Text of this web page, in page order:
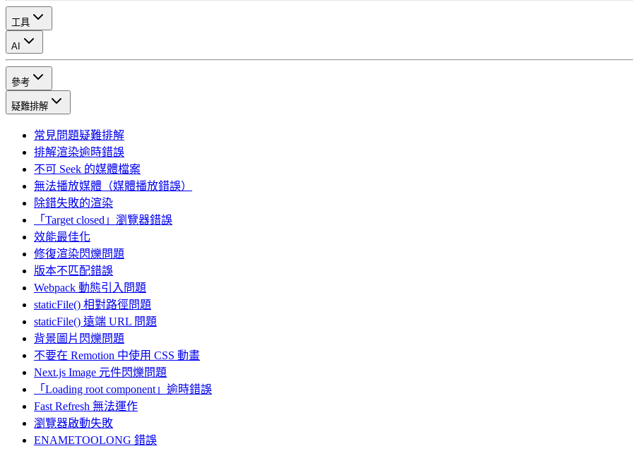
工具
AI
參考
疑難排解
常見問題疑難排解
排解渲染逾時錯誤
不可 Seek 的媒體檔案
無法播放媒體（媒體播放錯誤）
除錯失敗的渲染
「Target closed」瀏覽器錯誤
效能最佳化
修復渲染閃爍問題
版本不匹配錯誤
Webpack 動態引入問題
staticFile() 相對路徑問題
staticFile() 遠端 URL 問題
背景圖片閃爍問題
不要在 Remotion 中使用 CSS 動畫
Next.js Image 元件閃爍問題
「Loading root component」逾時錯誤
Fast Refresh 無法運作
瀏覽器啟動失敗
ENAMETOOLONG 錯誤